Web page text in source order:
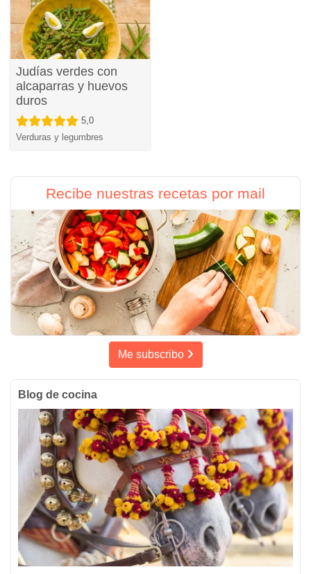
Judías verdes con
alcaparras y huevos
duros
5,0
Verduras y legumbres
Recibe nuestras recetas por mail
Me subscribo
Blog de cocina